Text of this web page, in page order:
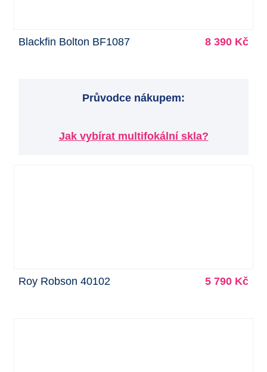
Blackfin Bolton BF1087 8 390 Kč
Průvodce nákupem:
Jak vybírat multifokální skla?
Roy Robson 40102 5 790 Kč